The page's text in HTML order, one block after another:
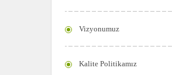
Vizyonumuz
Kalite Politikamız